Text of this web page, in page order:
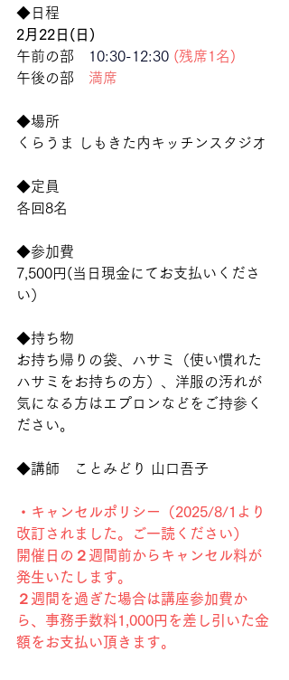
◆日程
2月22日(日)
午前の部
10:30-12:30 (残席1名)
午後の部 満席
◆場所
くらうま しもきた内キッチンスタジオ
◆定員
各回8名
◆参加費
7,500円(当日現金にてお支払いくださ
い）
◆持ち物
お持ち帰りの袋、ハサミ（使い慣れた
ハサミをお持ちの方）、洋服の汚れが
気になる方はエプロンなどをご持参く
ださい。
◆講師　ことみどり 山口吾子
・キャンセルポリシー（2025/8/1より
改訂されました。ご一読ください）
開催日の２週間前からキャンセル料が
発生いたします。
２週間を過ぎた場合は講座参加費か
ら、事務手数料1,000円を差し引いた金
額をお支払い頂きます。